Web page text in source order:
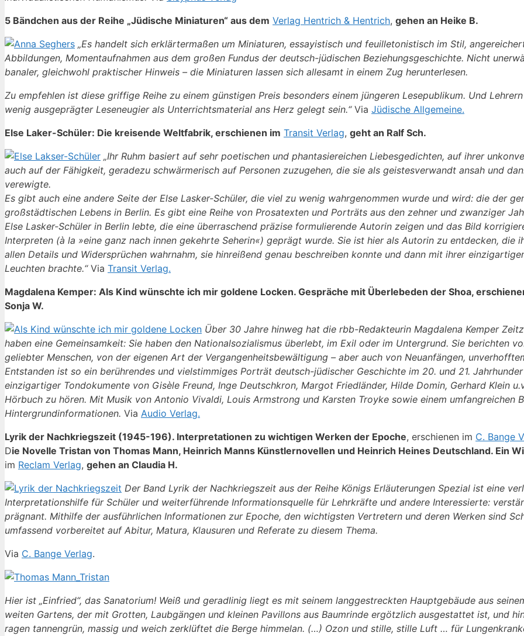
5 Bändchen aus der Reihe „Jüdische Miniaturen“ aus dem Verlag Hentrich & Hentrich, gehen an Heike B.
„Es handelt sich erklärtermaßen um Miniaturen, essayistisch und feuilletonistisch im Stil,
Abbildungen, Momentaufnahmen aus dem großen Fundus der deutsch-jüdischen Beziehungsgeschichte. Nicht
banaler, gleichwohl praktischer Hinweis – die Miniaturen lassen sich allesamt in einem Zug herunterlesen.
Zu empfehlen ist diese griffige Reihe zu einem günstigen Preis besonders einem jüngeren Lesepublikum. Und
wenig ausgeprägter Leseneugier als Unterrichtsmaterial ans Herz gelegt sein.“Via Jüdische Allgemeine.
Else Laker-Schüler: Die kreisende Weltfabrik, erschienen im Transit Verlag, geht an Ralf Sch.
„Ihr Ruhm basiert auf sehr poetischen und phantasiereichen Liebesgedichten, auf ihrer
auch auf der Fähigkeit, geradezu schwärmerisch auf Personen zuzugehen, die sie als geistesverwandt ansah und
verewigte.
Es gibt auch eine andere Seite der Else Lasker-Schüler, die viel zu wenig wahrgenommen wurde und wird: die der
großstädtischen Lebens in Berlin. Es gibt eine Reihe von Prosatexten und Porträts aus den zehner und zwanziger
Else Lasker-Schüler in Berlin lebte, die eine überraschend präzise formulierende Autorin zeigen und das Bild
Interpreten (à la »eine ganz nach innen gekehrte Seherin«) geprägt wurde. Sie ist hier als Autorin zu entdecken, die
allen Details und Widersprüchen wahrnahm, sie hinreißend genau beschreiben konnte und dann mit ihrer
Leuchten brachte.“Via Transit Verlag.
Magdalena Kemper: Als Kind wünschte ich mir goldene Locken. Gespräche mit Überlebeden der Shoa,
Sonja W.
Über 30 Jahre hinweg hat die rbb-Redakteurin Magdalena Kemper
haben eine Gemeinsamkeit: Sie haben den Nationalsozialismus überlebt, im Exil oder im Untergrund. Sie berichten
geliebter Menschen, von der eigenen Art der Vergangenheitsbewältigung – aber auch von Neuanfängen,
Entstanden ist so ein berührendes und vielstimmiges Porträt deutsch-jüdischer Geschichte im 20. und 21.
einzigartiger Tondokumente von Gisèle Freund, Inge Deutschkron, Margot Friedländer, Hilde Domin, Gerhard Klein
Hörbuch zu hören. Mit Musik von Antonio Vivaldi, Louis Armstrong und Karsten Troyke sowie einem umfangreichen
Hintergrundinformationen. Via Audio Verlag.
Lyrik der Nachkriegszeit (1945-196). Interpretationen zu wichtigen Werken der Epoche, erschienen im C. Bange
Die Novelle Tristan von Thomas Mann, Heinrich Manns Künstlernovellen und Heinrich Heines Deutschland. Ein
im Reclam Verlag, gehen an Claudia H.
Der Band Lyrik der Nachkriegszeit aus der Reihe Königs Erläuterungen Spezial ist eine
Interpretationshilfe für Schüler und weiterführende Informationsquelle für Lehrkräfte und andere Interessierte:
prägnant. Mithilfe der ausführlichen Informationen zur Epoche, den wichtigsten Vertretern und deren Werken sind
umfassend vorbereitet auf Abitur, Matura, Klausuren und Referate zu diesem Thema.
Via C. Bange Verlag.
Hier ist „Einfried“, das Sanatorium! Weiß und geradlinig liegt es mit seinem langgestreckten Hauptgebäude aus
weiten Gartens, der mit Grotten, Laubgängen und kleinen Pavillons aus Baumrinde ergötzlich ausgestattet ist, und
ragen tannengrün, massig und weich zerklüftet die Berge himmelan. (…) Ozon und stille, stille Luft … für